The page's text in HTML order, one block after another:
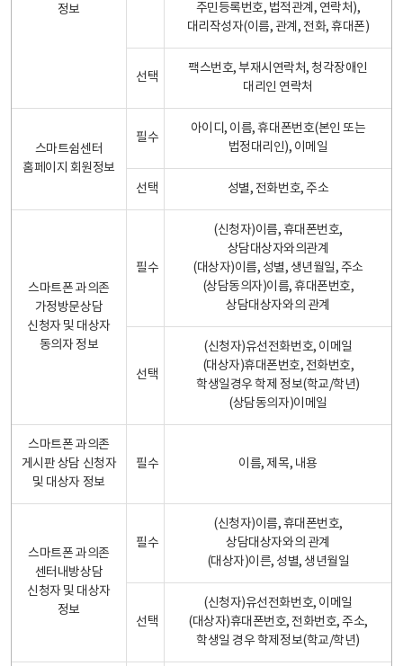
정보
주민등록번호, 법적관계, 연락처),
대리작성자(이름, 관계, 전화, 휴대폰)
선택
팩스번호, 부재시연락처, 청각장애인
대리인 연락처
스마트쉼센터
홈페이지 회원정보
필수
아이디, 이름, 휴대폰번호(본인 또는
법정대리인), 이메일
선택 성별, 전화번호, 주소
스마트폰 과의존
가정방문상담
신청자 및 대상자
동의자 정보
필수
(신청자)이름, 휴대폰번호,
상담대상자와의관계
(대상자)이름, 성별, 생년월일, 주소
(상담동의자)이름, 휴대폰번호,
상담대상자와의 관계
선택
(신청자)유선전화번호, 이메일
(대상자)휴대폰번호, 전화번호,
학생일경우 학제 정보(학교/학년)
(상담동의자)이메일
스마트폰 과의존
게시판 상담 신청자
및 대상자 정보
필수 이름, 제목, 내용
스마트폰 과의존
센터내방상담
신청자 및 대상자
정보
필수
(신청자)이름, 휴대폰번호,
상담대상자와의 관계
(대상자)이른, 성별, 생년월일
선택
(신청자)유선전화번호, 이메일
(대상자)휴대폰번호, 전화번호, 주소,
학생일 경우 학제정보(학교/학년)